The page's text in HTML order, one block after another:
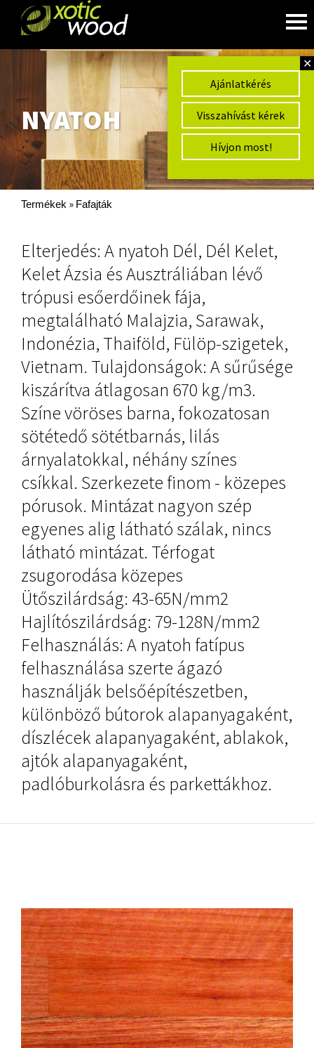
✕
Ajánlatkérés
Visszahívást kérek
Hívjon most!
NYATOH
Termékek » Fafajták
Elterjedés: A nyatoh Dél, Dél Kelet,
Kelet Ázsia és Ausztráliában lévő
trópusi esőerdőinek fája,
megtalálható Malajzia, Sarawak,
Indonézia, Thaiföld, Fülöp-szigetek,
Vietnam. Tulajdonságok: A sűrűsége
kiszárítva átlagosan 670 kg/m3.
Színe vöröses barna, fokozatosan
sötétedő sötétbarnás, lilás
árnyalatokkal, néhány színes
csíkkal. Szerkezete finom - közepes
pórusok. Mintázat nagyon szép
egyenes alig látható szálak, nincs
látható mintázat. Térfogat
zsugorodása közepes
Ütőszilárdság: 43-65N/mm2
Hajlítószilárdság: 79-128N/mm2
Felhasználás: A nyatoh fatípus
felhasználása szerte ágazó
használják belsőépítészetben,
különböző bútorok alapanyagaként,
díszlécek alapanyagaként, ablakok,
ajtók alapanyagaként,
padlóburkolásra és parkettákhoz.